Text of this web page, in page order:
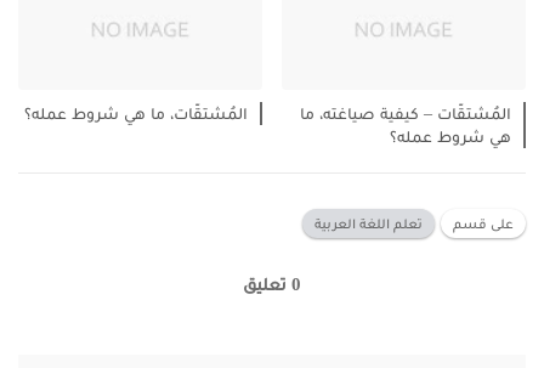
المُشتقّات – كيفية صياغته، ما
هي شروط عمله؟
المُشتقّات، ما هي شروط عمله؟
على قسم تعلم اللغة العربية
0 تعليق